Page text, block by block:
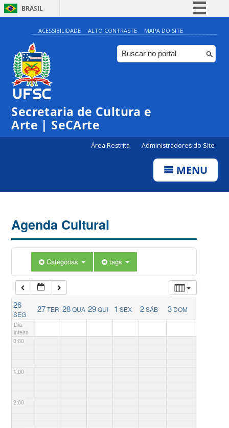
BRASIL
Simplifique!
Comunica BR
Participe
ACESSIBILIDADE ALTO CONTRASTE MAPA DO SITE
Secretaria de Cultura e
Arte | SeCArte
Área Restrita Administradores do Site
MENU
Agenda Cultural
Categorias tags
26
SEG
27TER 28QUA 29QUI 1 SEX 2SÁB 3 DOM
Dia
inteiro
0:00
1:00
2:00